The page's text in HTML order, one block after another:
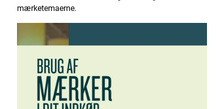
mærketemaerne.